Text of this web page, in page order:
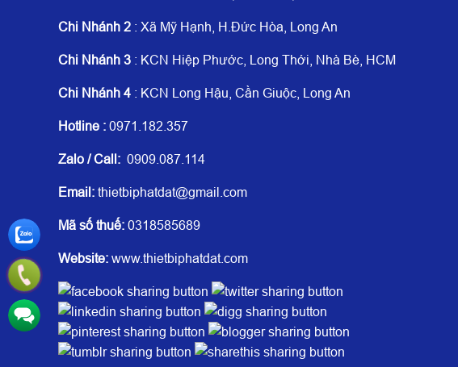
Chi Nhánh 2 : Xã Mỹ Hạnh, H.Đức Hòa, Long An
Chi Nhánh 3 : KCN Hiệp Phước, Long Thới, Nhà Bè, HCM
Chi Nhánh 4 : KCN Long Hậu, Cần Giuộc, Long An
Hotline : 0971.182.357
Zalo / Call: 0909.087.114
Email: thietbiphatdat@gmail.com
Mã số thuế: 0318585689
Website: www.thietbiphatdat.com